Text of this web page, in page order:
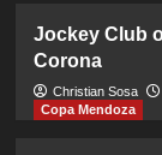
Jockey Club
Corona
Christian Sosa
Copa Mendoza